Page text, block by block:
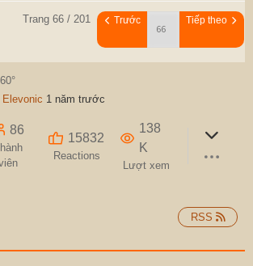
Trang 66 / 201 Trước Tiếp theo
Elevonic 1 năm trước
86
15832
Reactions
138
K
Lượt xem
RSS